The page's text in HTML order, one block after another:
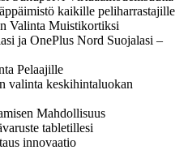
kaikille peliharrastajille
Valinta Muistikortiksi
ja OnePlus Nord Suojalasi –
Pelaajille
valinta keskihintaluokan
Mahdollisuus
tabletillesi
innovaatio